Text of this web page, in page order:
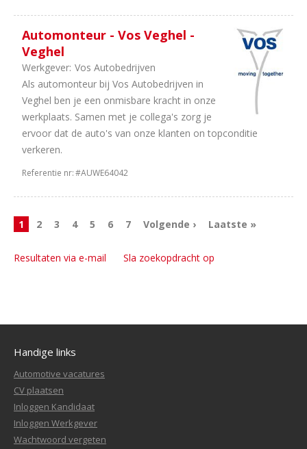
Automonteur - Vos Veghel -
Veghel
Werkgever: Vos Autobedrijven
Als automonteur bij Vos Autobedrijven in
Veghel ben je een onmisbare kracht in onze
werkplaats. Samen met je collega's zorg je
ervoor dat de auto's van onze klanten on topconditie
verkeren.
Referentie nr:#AUWE64042
1 2 3 4 5 6 7 Volgende › Laatste »
Resultaten via e-mail Sla zoekopdracht op
Handige links
Automotive vacatures
CV plaatsen
Inloggen Kandidaat
Inloggen Werkgever
Wachtwoord vergeten